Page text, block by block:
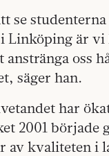
se studenterna
Linköping är vi
anstränga oss
säger han.
har
2001 började
av kvaliteten i